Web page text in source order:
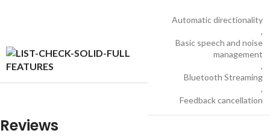
FEATURES
Automatic directionality
,
Basic speech and noise
management
,
Bluetooth Streaming
,
Feedback cancellation
Reviews